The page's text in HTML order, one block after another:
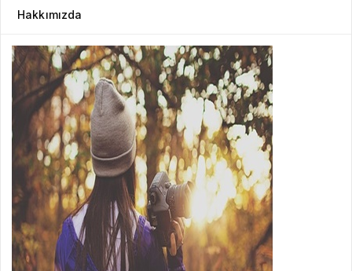
Hakkımızda